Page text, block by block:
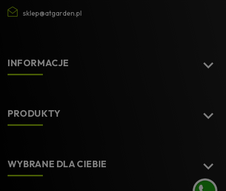
sklep@atgarden.pl
INFORMACJE 
PRODUKTY 
WYBRANE DLA CIEBIE 